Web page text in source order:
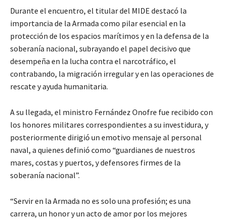
Durante el encuentro, el titular del MIDE destacó la
importancia de la Armada como pilar esencial en la
protección de los espacios marítimos y en la defensa de la
soberanía nacional, subrayando el papel decisivo que
desempeña en la lucha contra el narcotráfico, el
contrabando, la migración irregular y en las operaciones de
rescate y ayuda humanitaria.
A su llegada, el ministro Fernández Onofre fue recibido con
los honores militares correspondientes a su investidura, y
posteriormente dirigió un emotivo mensaje al personal
naval, a quienes definió como “guardianes de nuestros
mares, costas y puertos, y defensores firmes de la
soberanía nacional”.
“Servir en la Armada no es solo una profesión; es una
carrera, un honor y un acto de amor por los mejores